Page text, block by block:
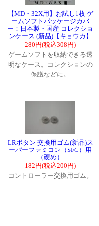
【MD・32X用】お試し1枚 ゲ
ームソフトパッケージカバ
ー：日本製・国産 コレクショ
ンケース (新品)【キョウカ】
280円(税込308円)
ゲームソフトを収納できる透
明なケース。コレクションの
保護などに。
LRボタン 交換用ゴム(新品)ス
ーパーファミコン（SFC）用
（硬め）
182円(税込200円)
コントローラー交換用ゴム。